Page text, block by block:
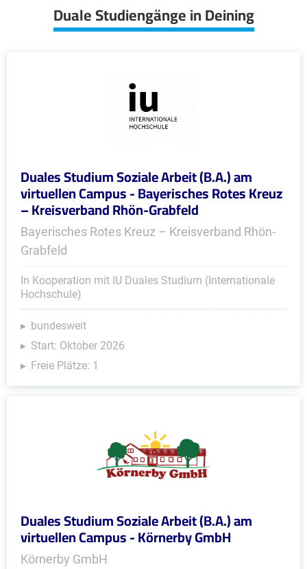
Duale Studiengänge in Deining
Duales Studium Soziale Arbeit (B.A.) am
virtuellen Campus - Bayerisches Rotes Kreuz
– Kreisverband Rhön-Grabfeld
Bayerisches Rotes Kreuz – Kreisverband Rhön-
Grabfeld
In Kooperation mit IU Duales Studium (Internationale
Hochschule)
bundesweit
Start: Oktober 2026
Freie Plätze: 1
Duales Studium Soziale Arbeit (B.A.) am
virtuellen Campus - Körnerby GmbH
Körnerby GmbH